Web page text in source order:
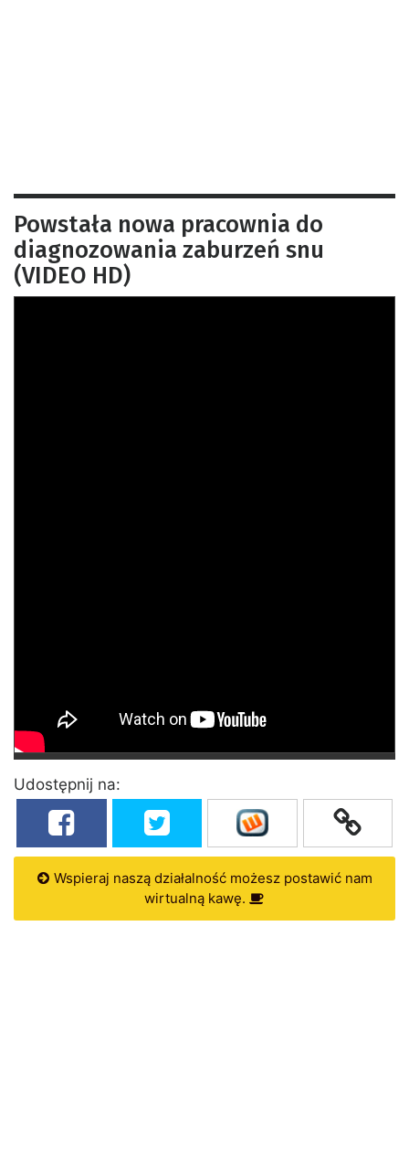
Powstała nowa pracownia do
diagnozowania zaburzeń snu
(VIDEO HD)
Udostępnij na:
Wspieraj naszą działalność możesz postawić nam
wirtualną kawę.